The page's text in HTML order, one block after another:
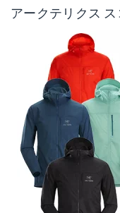
アークテリクス